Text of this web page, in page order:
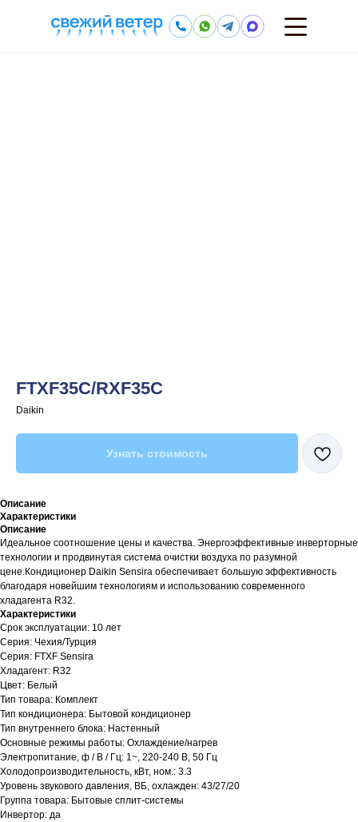
FTXF35C/RXF35C
Daikin
Узнать стоимость
Описание
Характеристики
Описание
Идеальное соотношение цены и качества. Энергоэффективные инверторные
технологии и продвинутая система очистки воздуха по разумной
цене.Кондиционер Daikin Sensira обеспечивает большую эффективность
благодаря новейшим технологиям и использованию современного
хладагента R32.
Характеристики
Срок эксплуатации: 10 лет
Серия: Чехия/Турция
Серия: FTXF Sensira
Хладагент: R32
Цвет: Белый
Тип товара: Комплект
Тип кондиционера: Бытовой кондиционер
Тип внутреннего блока: Настенный
Основные режимы работы: Охлаждение/нагрев
Электропитание, ф / В / Гц: 1~, 220-240 В, 50 Гц
Холодопроизводительность, кВт, ном.: 3.3
Уровень звукового давления, ВБ, охлажден: 43/27/20
Группа товара: Бытовые сплит-системы
Инвертор: да